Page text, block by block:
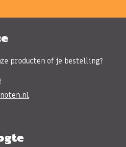
producten of je bestelling?